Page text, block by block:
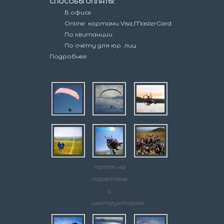
В офисе
Online: картами Visa,MasterCard
По квитанции
По счёту для юр. лиц
Подробнее
полет на
параплане
с
инструктором